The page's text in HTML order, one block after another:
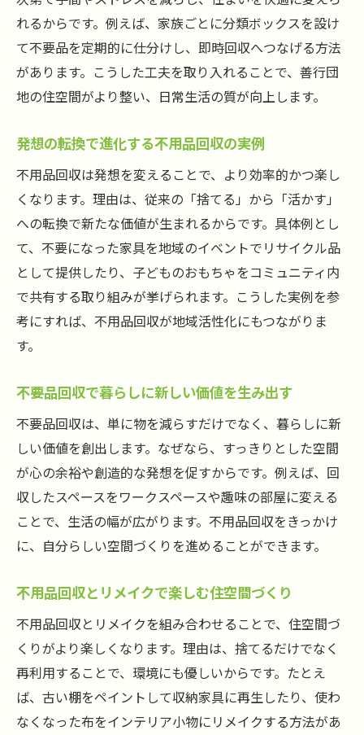
暮らしが変わる不用品回収の効果的な活用
法
心地よい空間を生み出す不用品回収の魅力
不用品回収で始まる前向きな暮らしの変化
新生活におすすめの不用品回収活用術
値
れるからです。例えば、家族ごとに分類ボックスを設け
て不要品を定期的に仕分けし、即時回収へつなげる方法
があります。こうした工夫を取り入れることで、善行団
地の住空間がより整い、日常生活の質が向上します。
発想の転換で進化する不用品回収の実例
不用品回収は発想を変えることで、より効率的かつ楽し
くなります。理由は、従来の「捨てる」から「活かす」
への転換で新たな価値が生まれるからです。具体例とし
て、不要になった家具を地域のイベントでリサイクル品
として提供したり、子どものおもちゃをコミュニティ内
で共有する取り組みが挙げられます。こうした実例を参
考にすれば、不用品回収が地域活性化にもつながりま
す。
不要品回収で暮らしに新しい価値を生み出す
不要品回収は、単に物を減らすだけでなく、暮らしに新
しい価値を創出します。なぜなら、すっきりとした空間
が心の余裕や創造的な発想を促すからです。例えば、回
収したスペースをワークスペースや趣味の部屋に変える
ことで、生活の幅が広がります。不用品回収をきっかけ
に、自分らしい空間づくりを進めることができます。
不用品回収とリメイクで楽しむ住空間づくり
不用品回収とリメイクを組み合わせることで、住空間づ
くりがより楽しくなります。理由は、捨てるだけでなく
再利用することで、環境にも優しいからです。たとえ
ば、古い棚をペイントして収納家具に再生したり、使わ
なくなった布をインテリア小物にリメイクする方法があ